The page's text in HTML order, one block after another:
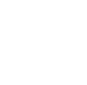
välilehteen
välilehteen